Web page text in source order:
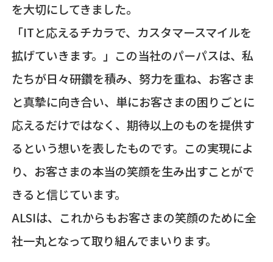
を大切にしてきました。
「ITと応えるチカラで、カスタマースマイルを
拡げていきます。」この当社のパーパスは、私
たちが日々研鑽を積み、努力を重ね、お客さま
と真摯に向き合い、単にお客さまの困りごとに
応えるだけではなく、期待以上のものを提供す
るという想いを表したものです。この実現によ
り、お客さまの本当の笑顔を生み出すことがで
きると信じています。
ALSIは、これからもお客さまの笑顔のために全
社一丸となって取り組んでまいります。